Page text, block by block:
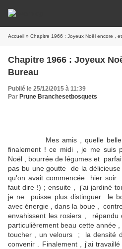
Accueil » Chapitre 1966 : Joyeux Noël encore ,
Chapitre 1966 : Joyeux
Bureau
Publié le 25/12/2015 à 11:39
Par Prune Branchesetbosquets
Mes amis , quelle belle
finalement ! ce midi , je me suis
Noël , bourrée de légumes et
pas bu une goutte de la
qu'on avait commencée hier soir
faut dire !) ; ensuite , j'ai jardiné
je ne puisse plus distinguer le
avec énergie , dans la boue ,
envahissent les rosiers , répandu
particulièrement beau cette année
toucher , un velours ; la densité
convenir . Finalement , j'ai